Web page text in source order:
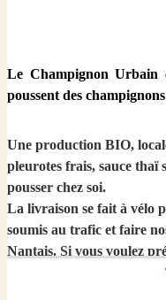
Le Champignon Urbain
poussent des
Une production BIO,
pleurotes frais, sauce
pousser chez soi.
La livraison se fait à vélo
soumis au trafic et faire
Nantais. Si vous voulez
directe à la ferme 3 jours